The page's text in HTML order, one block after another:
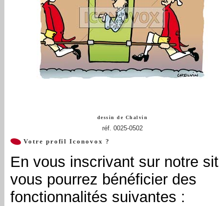
dessin de Chalvin
réf. 0025-0502
Votre profil Iconovox ?
En vous inscrivant sur notre
vous pourrez bénéficier des
fonctionnalités suivantes :